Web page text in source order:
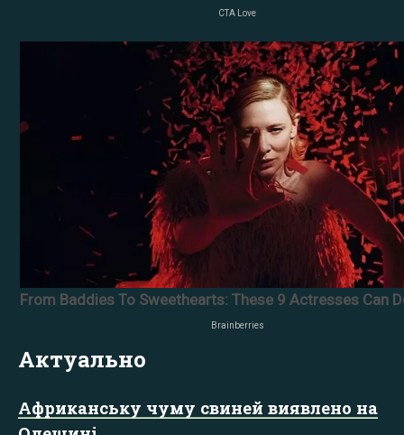
Актуально
Африканську чуму свиней виявлено на